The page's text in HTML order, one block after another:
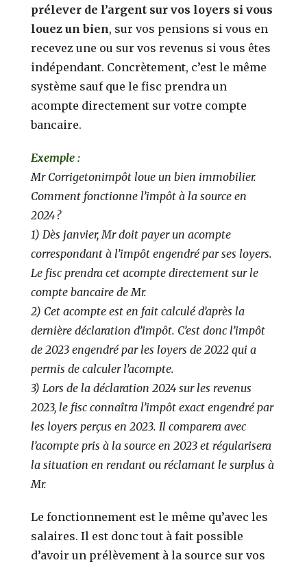
prélever de l’argent sur vos loyers si vous
louez un bien, sur vos pensions si vous en
recevez une ou sur vos revenus si vous êtes
indépendant. Concrètement, c’est le même
système sauf que le fisc prendra un
acompte directement sur votre compte
bancaire.
Exemple :
Mr Corrigetonimpôt loue un bien immobilier.
Comment fonctionne l’impôt à la source en
2024 ?
1) Dès janvier, Mr doit payer un acompte
correspondant à l’impôt engendré par ses loyers.
Le fisc prendra cet acompte directement sur le
compte bancaire de Mr.
2) Cet acompte est en fait calculé d’après la
dernière déclaration d’impôt. C’est donc l’impôt
de 2023 engendré par les loyers de 2022 qui a
permis de calculer l’acompte.
3) Lors de la déclaration 2024 sur les revenus
2023, le fisc connaîtra l’impôt exact engendré par
les loyers perçus en 2023. Il comparera avec
l’acompte pris à la source en 2023 et régularisera
la situation en rendant ou réclamant le surplus à
Mr.
Le fonctionnement est le même qu’avec les
salaires. Il est donc tout à fait possible
d’avoir un prélèvement à la source sur vos